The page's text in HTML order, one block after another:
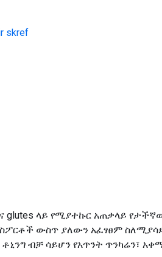
skref
glutes ላይ የሚያተኩር አጠቃላይ
ስፖርቶች ውስጥ ያለውን አፈፃፀም
ብቻ ሳይሆን የአጥንት ጥንካሬን፣